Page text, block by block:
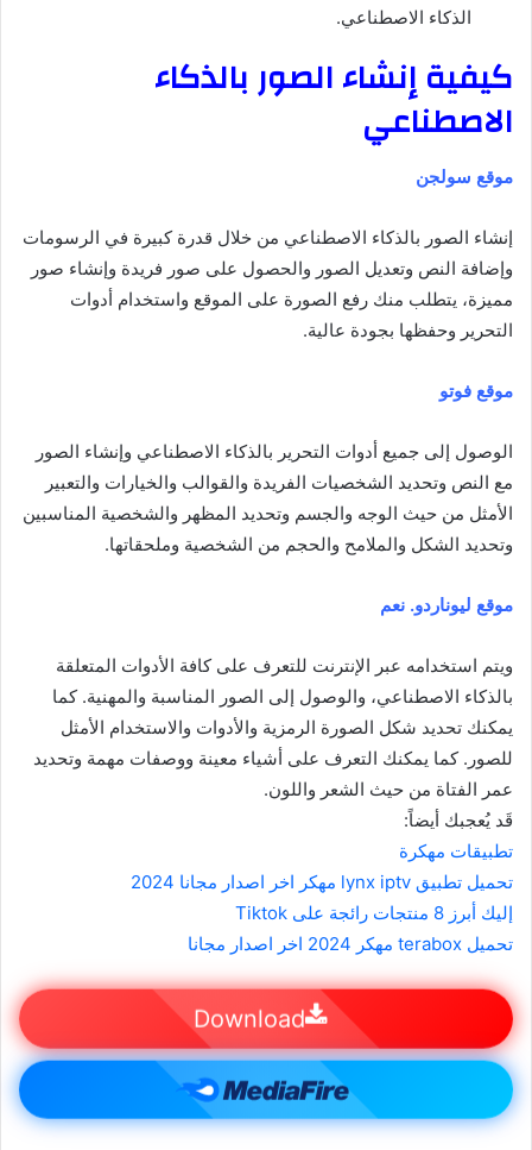
الذكاء الاصطناعي.
كيفية إنشاء الصور بالذكاء
الاصطناعي
موقع سولجن
إنشاء الصور بالذكاء الاصطناعي من خلال قدرة كبيرة في الرسومات
وإضافة النص وتعديل الصور والحصول على صور فريدة وإنشاء صور
مميزة، يتطلب منك رفع الصورة على الموقع واستخدام أدوات
التحرير وحفظها بجودة عالية.
موقع فوتو
الوصول إلى جميع أدوات التحرير بالذكاء الاصطناعي وإنشاء الصور
مع النص وتحديد الشخصيات الفريدة والقوالب والخيارات والتعبير
الأمثل من حيث الوجه والجسم وتحديد المظهر والشخصية المناسبين
وتحديد الشكل والملامح والحجم من الشخصية وملحقاتها.
موقع ليوناردو. نعم
ويتم استخدامه عبر الإنترنت للتعرف على كافة الأدوات المتعلقة
بالذكاء الاصطناعي، والوصول إلى الصور المناسبة والمهنية. كما
يمكنك تحديد شكل الصورة الرمزية والأدوات والاستخدام الأمثل
للصور. كما يمكنك التعرف على أشياء معينة ووصفات مهمة وتحديد
عمر الفتاة من حيث الشعر واللون.
قَد يُعجبك أيضاً:
تطبيقات مهكرة
تحميل تطبيق lynx iptv مهكر اخر اصدار مجانا 2024
إليك أبرز 8 منتجات رائجة على Tiktok
تحميل terabox مهكر 2024 اخر اصدار مجانا
Download